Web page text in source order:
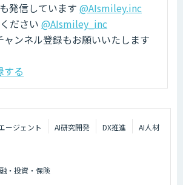
発信しています @AIsmiley.inc
ださい @AIsmiley_inc
ャンネル登録もお願いいたします
する
ージェント AI研究開発 DX推進
AI人材
・投資・保険